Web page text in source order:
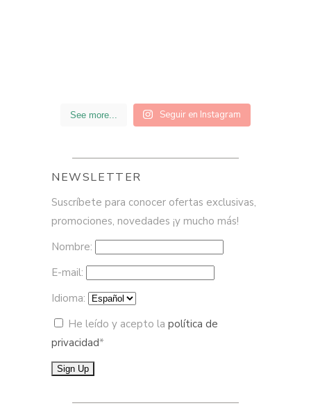
See more... Seguir en Instagram
NEWSLETTER
Suscríbete para conocer ofertas exclusivas,
promociones, novedades ¡y mucho más!
Nombre:
E-mail:
Idioma:
He leído y acepto la política de
privacidad*